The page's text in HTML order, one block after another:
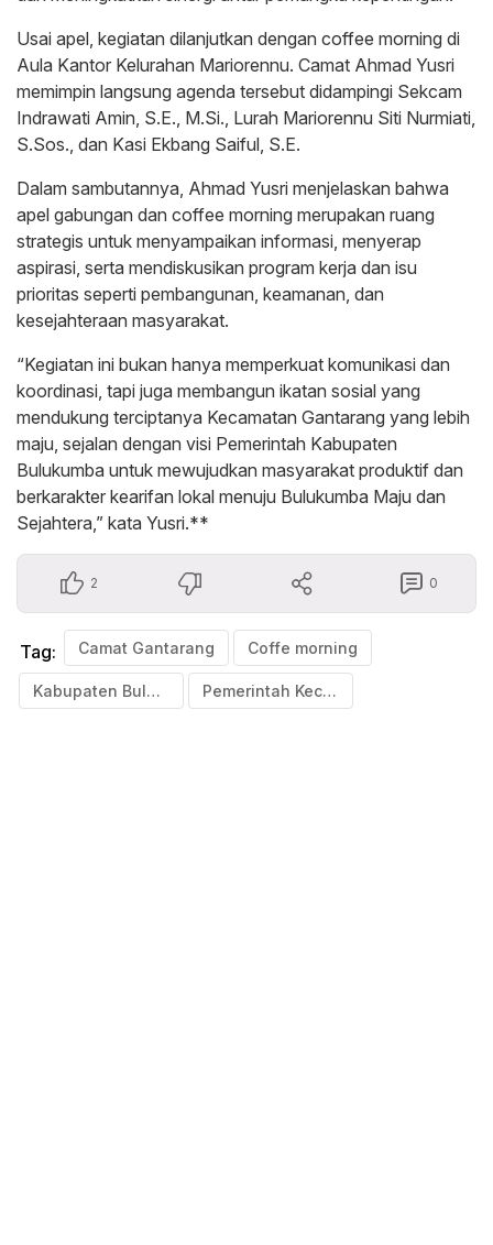
Usai apel, kegiatan dilanjutkan dengan coffee morning di
Aula Kantor Kelurahan Mariorennu. Camat Ahmad Yusri
memimpin langsung agenda tersebut didampingi Sekcam
Indrawati Amin, S.E., M.Si., Lurah Mariorennu Siti Nurmiati,
S.Sos., dan Kasi Ekbang Saiful, S.E.
Dalam sambutannya, Ahmad Yusri menjelaskan bahwa
apel gabungan dan coffee morning merupakan ruang
strategis untuk menyampaikan informasi, menyerap
aspirasi, serta mendiskusikan program kerja dan isu
prioritas seperti pembangunan, keamanan, dan
kesejahteraan masyarakat.
“Kegiatan ini bukan hanya memperkuat komunikasi dan
koordinasi, tapi juga membangun ikatan sosial yang
mendukung terciptanya Kecamatan Gantarang yang lebih
maju, sejalan dengan visi Pemerintah Kabupaten
Bulukumba untuk mewujudkan masyarakat produktif dan
berkarakter kearifan lokal menuju Bulukumba Maju dan
Sejahtera,” kata Yusri.**
2 0
Tag: Camat Gantarang Coffe morning
Kabupaten Bulukumba Pemerintah Kecamatan Gantarang